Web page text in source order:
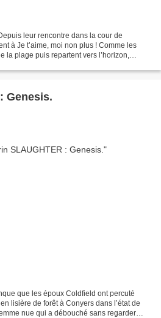
leur rencontre dans la cour de
à Je t’aime, moi non plus ! Comme les
la plage puis repartent vers l’horizon,
Genesis.
que les époux Coldfield ont percuté
lisière de forêt à Conyers dans l’état de
nue qui a débouché sans regarder